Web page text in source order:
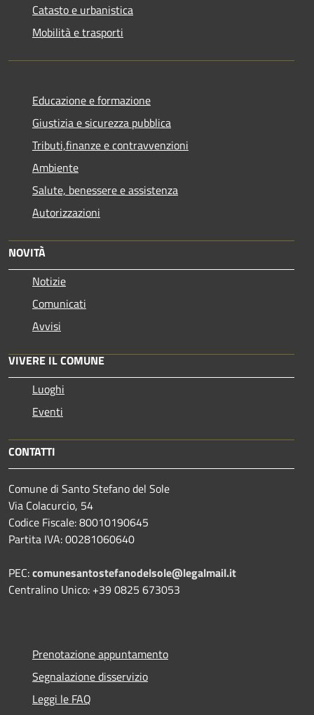
Catasto e urbanistica
Mobilità e trasporti
Educazione e formazione
Giustizia e sicurezza pubblica
Tributi,finanze e contravvenzioni
Ambiente
Salute, benessere e assistenza
Autorizzazioni
NOVITÀ
Notizie
Comunicati
Avvisi
VIVERE IL COMUNE
Luoghi
Eventi
CONTATTI
Comune di Santo Stefano del Sole
Via Colacurcio, 54
Codice Fiscale: 80010190645
Partita IVA: 00281060640
PEC:comunesantostefanodelsole@legalmail.it
Centralino Unico: +39 0825 673053
Prenotazione appuntamento
Segnalazione disservizio
Leggi le FAQ